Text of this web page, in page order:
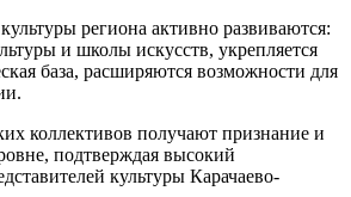
региона активно развиваются:
и школы искусств, укрепляется
база, расширяются возможности для
коллективов получают признание и
подтверждая высокий
культуры Карачаево-